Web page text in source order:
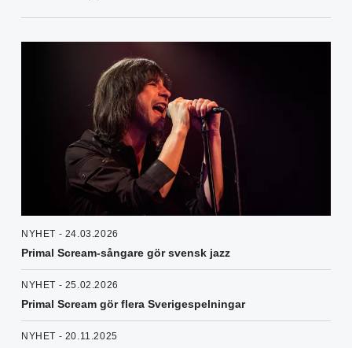
NYHET - 24.03.2026
Primal Scream-sångare gör svensk jazz
NYHET - 25.02.2026
Primal Scream gör flera Sverigespelningar
NYHET - 20.11.2025